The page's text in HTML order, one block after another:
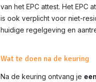
van het EPC attest. Het EPC
is ook verplicht voor niet-
huidige regelgeving en
Wat te doen na de keuring
Na de keuring ontvang je